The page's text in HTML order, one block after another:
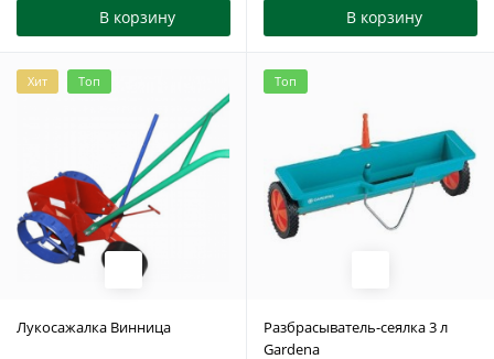
В корзину В корзину
Хит Топ
Лукосажалка Винница
Топ
Разбрасыватель-сеялка 3 л
Gardena